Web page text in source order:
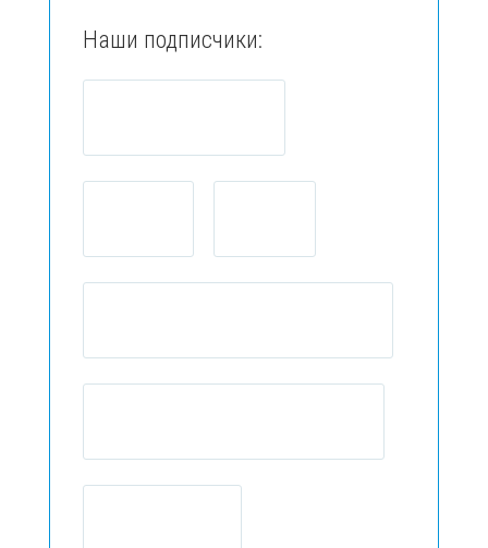
Наши подписчики: